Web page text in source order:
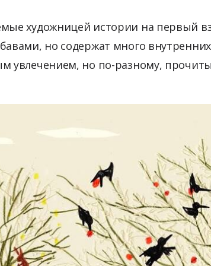
художницей истории на первый
но содержат много
увлечением, но по-разному,